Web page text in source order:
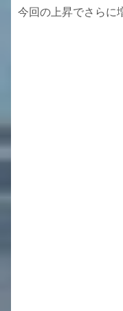
今回の上昇でさらに